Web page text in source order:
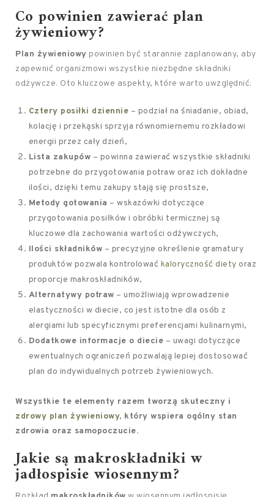
Co powinien zawierać plan
żywieniowy?
Plan żywieniowy powinien być starannie zaplanowany, aby
zapewnić organizmowi wszystkie niezbędne składniki
odżywcze. Oto kluczowe aspekty, które warto uwzględnić:
Cztery posiłki dziennie – podział na śniadanie, obiad,
kolację i przekąski sprzyja równomiernemu rozkładowi
energii przez cały dzień,
Lista zakupów – powinna zawierać wszystkie składniki
potrzebne do przygotowania potraw oraz ich dokładne
ilości, dzięki temu zakupy stają się prostsze,
Metody gotowania – wskazówki dotyczące
przygotowania posiłków i obróbki termicznej są
kluczowe dla zachowania wartości odżywczych,
Ilości składników – precyzyjne określenie gramatury
produktów pozwala kontrolować kaloryczność diety oraz
proporcje makroskładników,
Alternatywy potraw – umożliwiają wprowadzenie
elastyczności w diecie, co jest istotne dla osób z
alergiami lub specyficznymi preferencjami kulinarnymi,
Dodatkowe informacje o diecie – uwagi dotyczące
ewentualnych ograniczeń pozwalają lepiej dostosować
plan do indywidualnych potrzeb żywieniowych.
Wszystkie te elementy razem tworzą skuteczny i
zdrowy plan żywieniowy, który wspiera ogólny stan
zdrowia oraz samopoczucie.
Jakie są makroskładniki w
jadłospisie wiosennym?